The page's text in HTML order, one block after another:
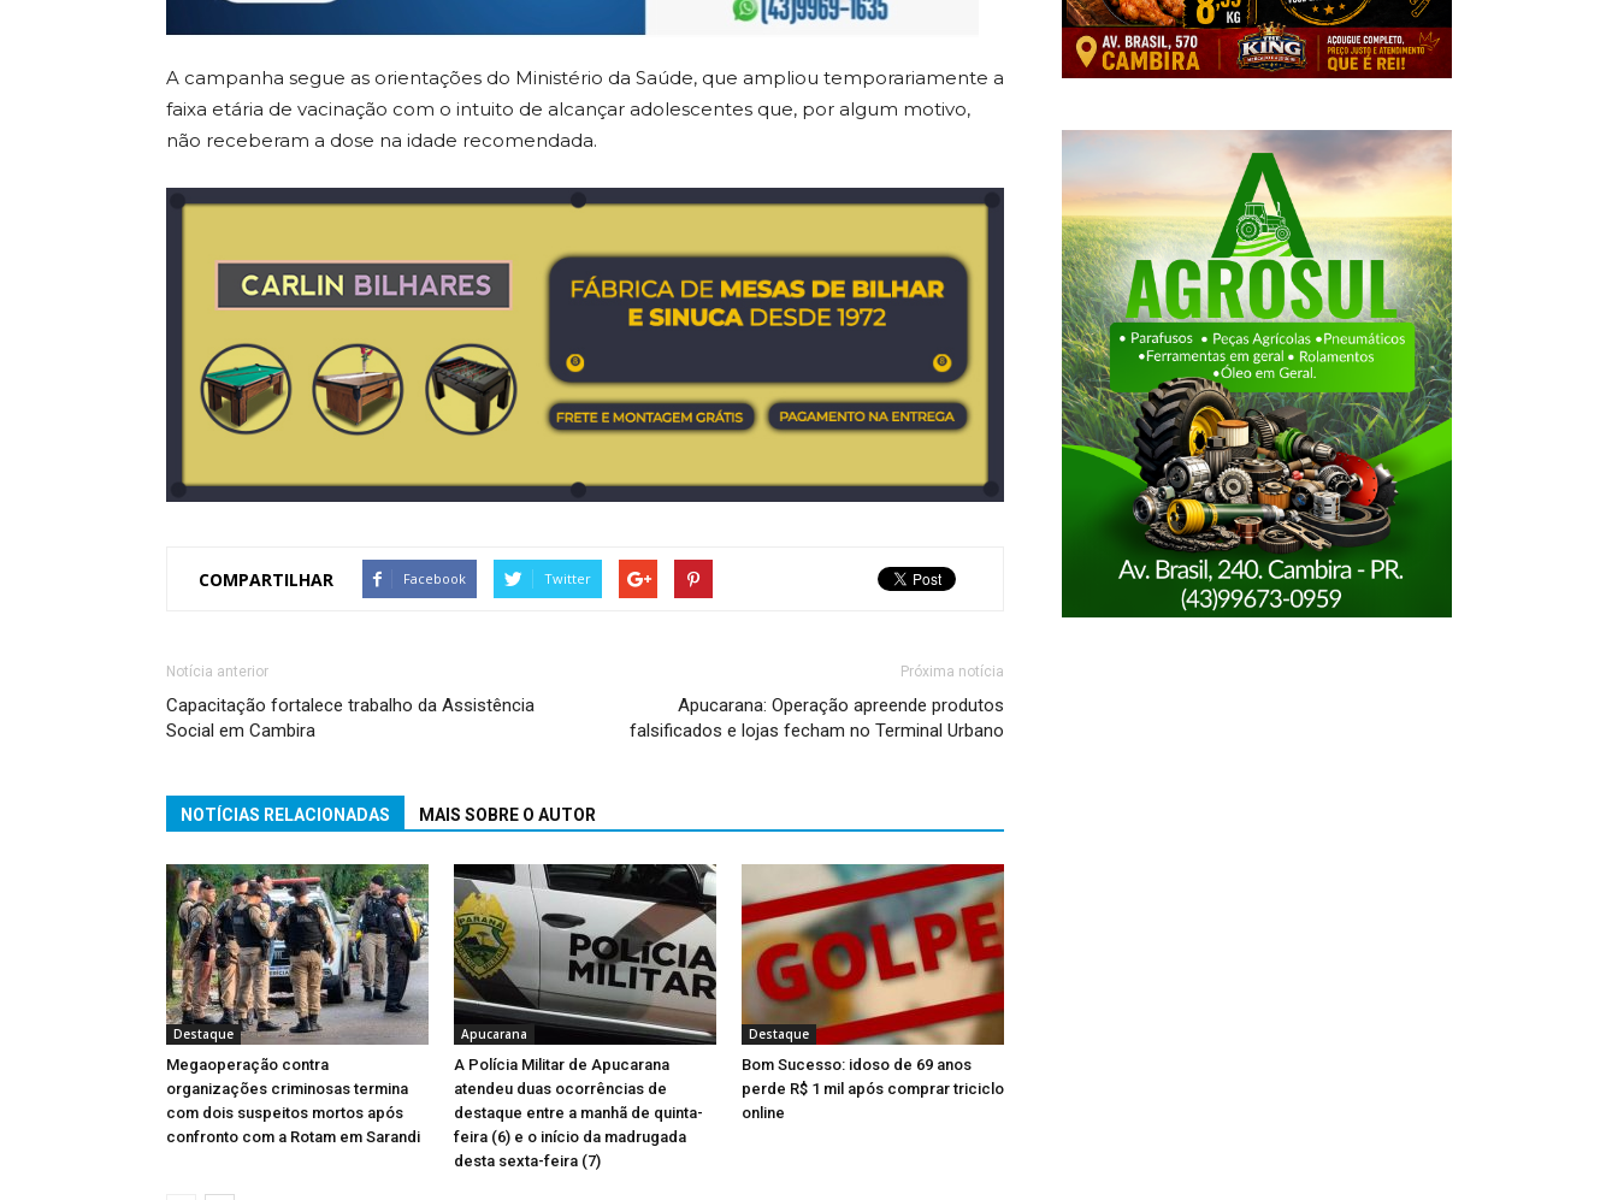
A campanha segue as orientações do Ministério da Saúde, que ampliou temporariamente a
faixa etária de vacinação com o intuito de alcançar adolescentes que, por algum motivo,
não receberam a dose na idade recomendada.
COMPARTILHAR Facebook Twitter
Notícia anterior
Capacitação fortalece trabalho da Assistência
Social em Cambira
Próxima notícia
Apucarana: Operação apreende produtos
falsificados e lojas fecham no Terminal Urbano
NOTÍCIAS RELACIONADAS MAIS SOBRE O AUTOR
Destaque
Megaoperação contra
organizações criminosas termina
com dois suspeitos mortos após
confronto com a Rotam em Sarandi
Apucarana
A Polícia Militar de Apucarana
atendeu duas ocorrências de
destaque entre a manhã de quinta-
feira (6) e o início da madrugada
desta sexta-feira (7)
Destaque
Bom Sucesso: idoso de 69 anos
perde R$ 1 mil após comprar triciclo
online